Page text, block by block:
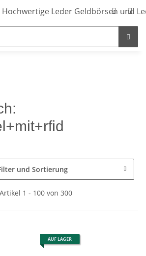
und Sortierung
Artikel 1 - 100 von 300
AUF LAGER